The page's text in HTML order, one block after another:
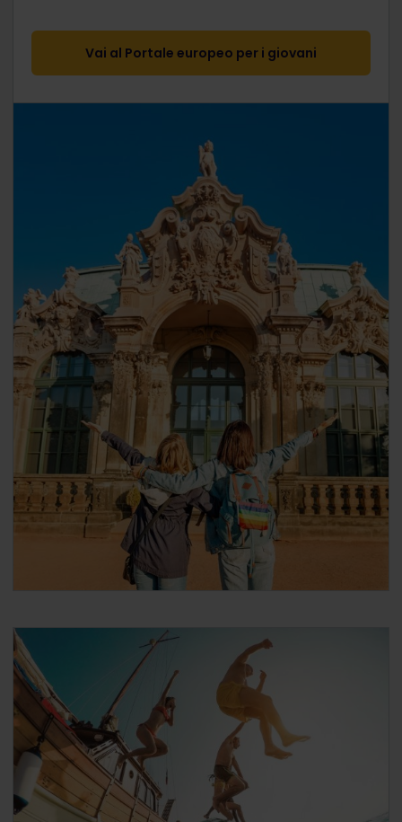
Vai al Portale europeo per i giovani